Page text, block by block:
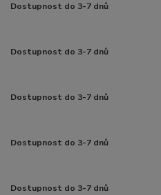
Dostupnost do 3-7 dnů
Dostupnost do 3-7 dnů
Dostupnost do 3-7 dnů
Dostupnost do 3-7 dnů
Dostupnost do 3-7 dnů